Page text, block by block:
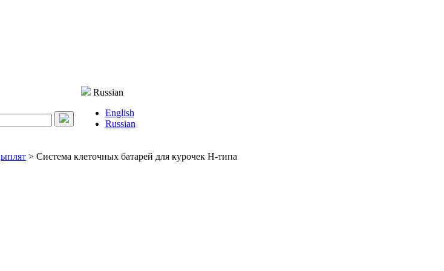
Russian
English
Russian
> Система клеточных батарей для курочек H-типа